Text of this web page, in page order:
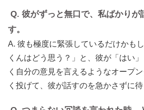
Q. 彼がずっと無口で、私ばかりが
す。
A. 彼も極度に緊張しているだけかも
くんはどう思う？」と、彼が「はい
く自分の意見を言えるようなオープ
く投げて、彼が話すのを急かさずに待